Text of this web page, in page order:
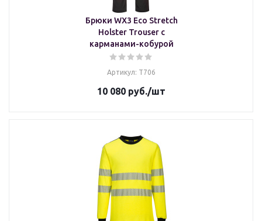
Брюки WX3 Eco Stretch
Holster Trouser с
карманами-кобурой
Артикул: T706
10 080 руб./шт